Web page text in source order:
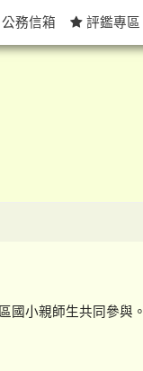
國小親師生共同參與。
公務信箱 評鑑專區